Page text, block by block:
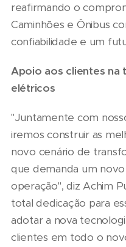
reafirmando o
Caminhões e Ônibus
confiabilidade e um
Apoio aos clientes na
elétricos
"Juntamente com
iremos construir as
novo cenário de
que demanda um
operação", diz Achim
total dedicação para
adotar a nova
clientes em todo o